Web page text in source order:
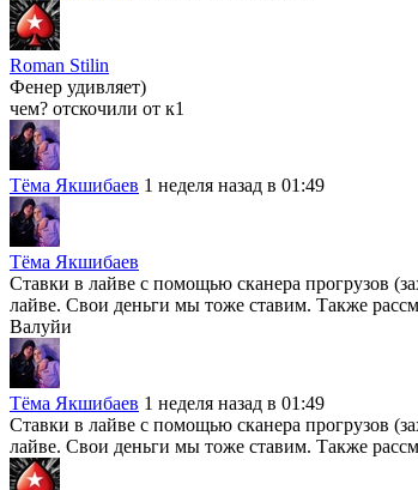
Roman Stilin
Фенер удивляет)
чем? отскочили от к1
Тёма Якшибаев 1 неделя назад в 01:49
Тёма Якшибаев
Ставки в лайве с помощью сканера прогрузов
лайве. Свои деньги мы тоже ставим. Также
Валуйи
Тёма Якшибаев 1 неделя назад в 01:49
Ставки в лайве с помощью сканера прогрузов
лайве. Свои деньги мы тоже ставим. Также